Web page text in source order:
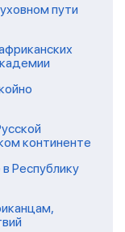
пути
континенте
Республику